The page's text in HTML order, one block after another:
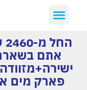
פארק מים